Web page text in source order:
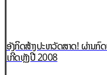
ອັງກິດສ້າງປະຫວັດສາດ! ຜ່ານ
ເກີດຫຼັງປີ 2008